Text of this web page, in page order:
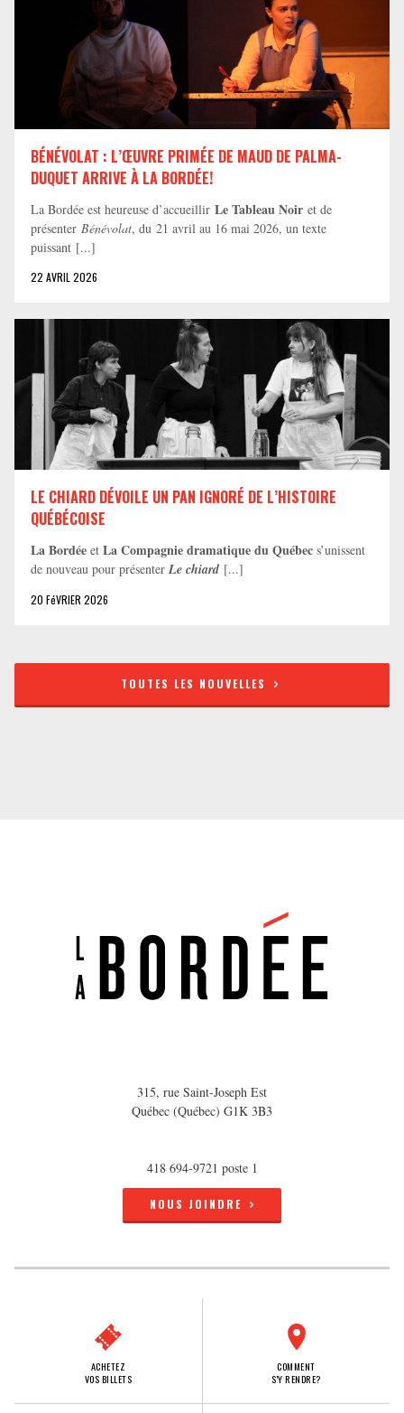
BÉNÉVOLAT : L’ŒUVRE PRIMÉE DE MAUD DE PALMA-
DUQUET ARRIVE À LA BORDÉE!
La Bordée est heureuse d’accueillir Le Tableau Noir et de
présenter Bénévolat, du 21 avril au 16 mai 2026, un texte
puissant [...]
22 AVRIL 2026
LE CHIARD DÉVOILE UN PAN IGNORÉ DE L’HISTOIRE
QUÉBÉCOISE
La Bordée et La Compagnie dramatique du Québec s’unissent
de nouveau pour présenter Le chiard [...]
20 FéVRIER 2026
TOUTES LES NOUVELLES
315, rue Saint-Joseph Est
Québec (Québec) G1K 3B3
418 694-9721 poste 1
NOUS JOINDRE
ACHETEZ
VOS BILLETS
COMMENT
S'Y RENDRE?